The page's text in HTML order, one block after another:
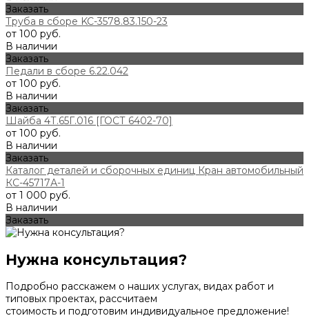
Заказать
Труба в сборе KC-3578.83.150-23
от 100 руб.
В наличии
Заказать
Педали в сборе 6.22.042
от 100 руб.
В наличии
Заказать
Шайба 4Т.65Г.016 [ГОСТ 6402-70]
от 100 руб.
В наличии
Заказать
Каталог деталей и сборочных единиц Кран автомобильный
КС-45717А-1
от 1 000 руб.
В наличии
Заказать
Нужна консультация?
Подробно расскажем о наших услугах, видах работ и
типовых проектах, рассчитаем
стоимость и подготовим индивидуальное предложение!